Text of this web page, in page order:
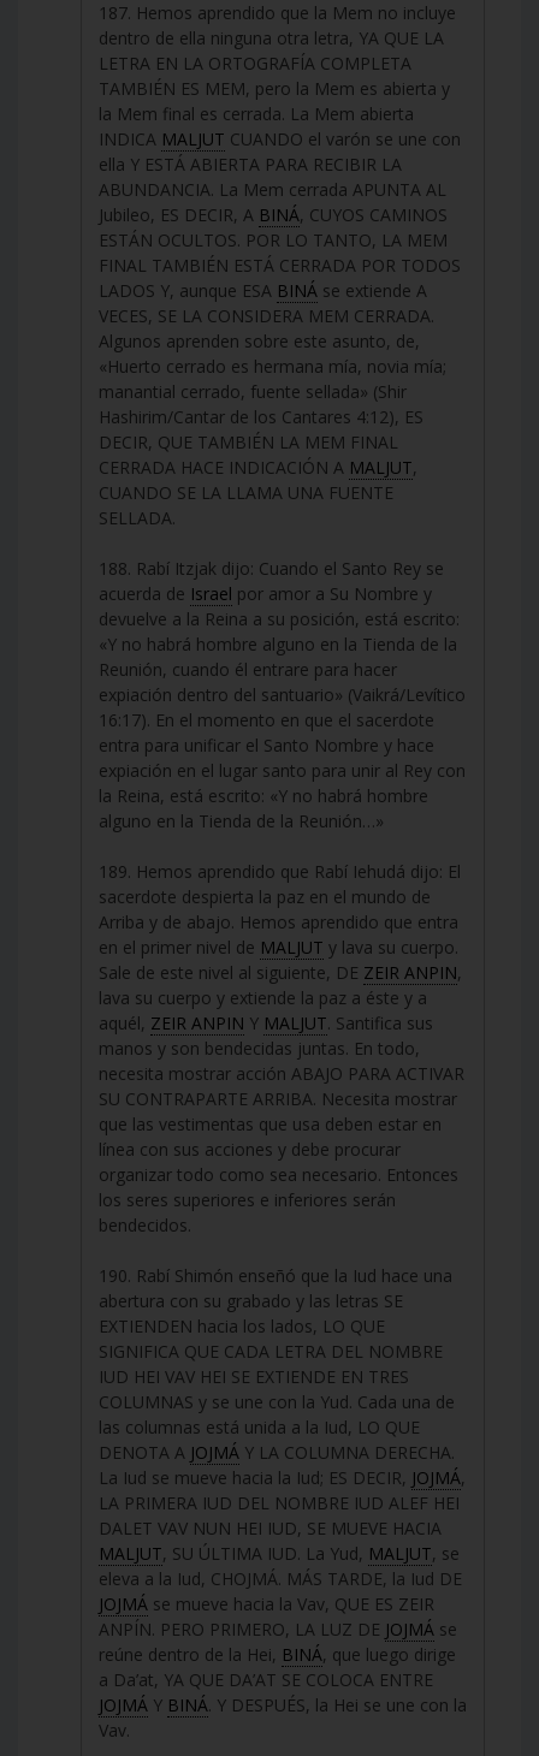
187. Hemos aprendido que la Mem no incluye
dentro de ella ninguna otra letra, YA QUE LA
LETRA EN LA ORTOGRAFÍA COMPLETA
TAMBIÉN ES MEM, pero la Mem es abierta y
la Mem final es cerrada. La Mem abierta
INDICA MALJUT CUANDO el varón se une con
ella Y ESTÁ ABIERTA PARA RECIBIR LA
ABUNDANCIA. La Mem cerrada APUNTA AL
Jubileo, ES DECIR, A BINÁ, CUYOS CAMINOS
ESTÁN OCULTOS. POR LO TANTO, LA MEM
FINAL TAMBIÉN ESTÁ CERRADA POR TODOS
LADOS Y, aunque ESA BINÁ se extiende A
VECES, SE LA CONSIDERA MEM CERRADA.
Algunos aprenden sobre este asunto, de,
«Huerto cerrado es hermana mía, novia mía;
manantial cerrado, fuente sellada» (Shir
Hashirim/Cantar de los Cantares 4:12), ES
DECIR, QUE TAMBIÉN LA MEM FINAL
CERRADA HACE INDICACIÓN A MALJUT,
CUANDO SE LA LLAMA UNA FUENTE
SELLADA.
188. Rabí Itzjak dijo: Cuando el Santo Rey se
acuerda de Israel por amor a Su Nombre y
devuelve a la Reina a su posición, está escrito:
«Y no habrá hombre alguno en la Tienda de la
Reunión, cuando él entrare para hacer
expiación dentro del santuario» (Vaikrá/Levítico
16:17). En el momento en que el sacerdote
entra para unificar el Santo Nombre y hace
expiación en el lugar santo para unir al Rey con
la Reina, está escrito: «Y no habrá hombre
alguno en la Tienda de la Reunión…»
189. Hemos aprendido que Rabí Iehudá dijo: El
sacerdote despierta la paz en el mundo de
Arriba y de abajo. Hemos aprendido que entra
en el primer nivel de MALJUT y lava su cuerpo.
Sale de este nivel al siguiente, DE ZEIR ANPIN,
lava su cuerpo y extiende la paz a éste y a
aquél, ZEIR ANPIN Y MALJUT. Santifica sus
manos y son bendecidas juntas. En todo,
necesita mostrar acción ABAJO PARA ACTIVAR
SU CONTRAPARTE ARRIBA. Necesita mostrar
que las vestimentas que usa deben estar en
línea con sus acciones y debe procurar
organizar todo como sea necesario. Entonces
los seres superiores e inferiores serán
bendecidos.
190. Rabí Shimón enseñó que la Iud hace una
abertura con su grabado y las letras SE
EXTIENDEN hacia los lados, LO QUE
SIGNIFICA QUE CADA LETRA DEL NOMBRE
IUD HEI VAV HEI SE EXTIENDE EN TRES
COLUMNAS y se une con la Yud. Cada una de
las columnas está unida a la Iud, LO QUE
DENOTA A JOJMÁ Y LA COLUMNA DERECHA.
La Iud se mueve hacia la Iud; ES DECIR, JOJMÁ,
LA PRIMERA IUD DEL NOMBRE IUD ALEF HEI
DALET VAV NUN HEI IUD, SE MUEVE HACIA
MALJUT, SU ÚLTIMA IUD. La Yud, MALJUT, se
eleva a la Iud, CHOJMÁ. MÁS TARDE, la Iud DE
JOJMÁ se mueve hacia la Vav, QUE ES ZEIR
ANPÍN. PERO PRIMERO, LA LUZ DE JOJMÁ se
reúne dentro de la Hei, BINÁ, que luego dirige
a Da’at, YA QUE DA’AT SE COLOCA ENTRE
JOJMÁ Y BINÁ. Y DESPUÉS, la Hei se une con la
Vav.